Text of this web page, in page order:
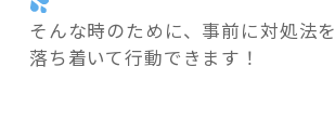
そんな時のために、事前に対処法
落ち着いて行動できます！